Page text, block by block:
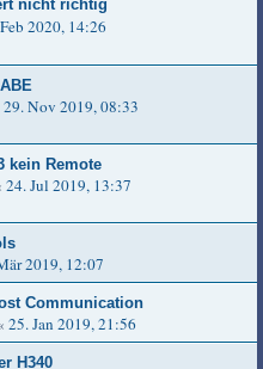
nicht richtig
2020, 14:26
29. Nov 2019, 08:33
kein Remote
24. Jul 2019, 13:37
2019, 12:07
Communication
25. Jan 2019, 21:56
H340